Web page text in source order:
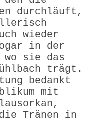
durchläuft,
wieder
in der
wo sie das
trägt.
bedankt
mit
Tränen in